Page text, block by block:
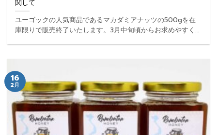
関して
ユーゴックの人気商品であるマカダミアナッツの500gを在
庫限りで販売終了いたします。3月中旬頃からお求めやすく
16
2月